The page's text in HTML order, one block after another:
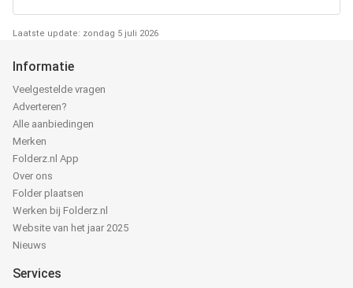
Laatste update: zondag 5 juli 2026
Informatie
Veelgestelde vragen
Adverteren?
Alle aanbiedingen
Merken
Folderz.nl App
Over ons
Folder plaatsen
Werken bij Folderz.nl
Website van het jaar 2025
Nieuws
Services